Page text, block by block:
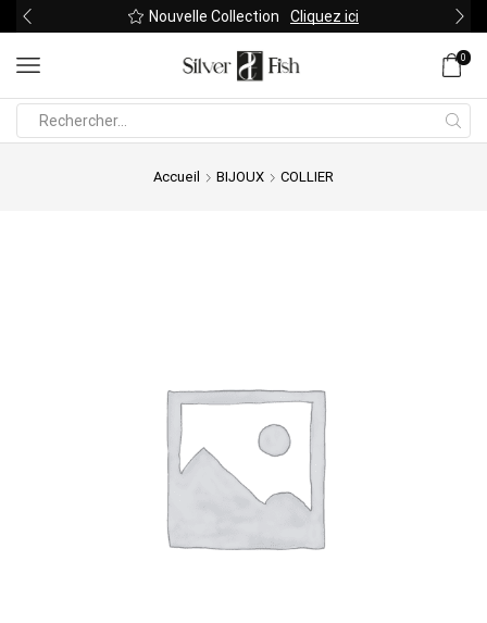
Nouvelle Collection Cliquez ici
0
Accueil BIJOUX COLLIER